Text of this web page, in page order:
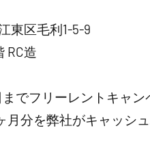
区毛利1-5-9
造
までフリーレントキャン
月分を弊社がキャッシ